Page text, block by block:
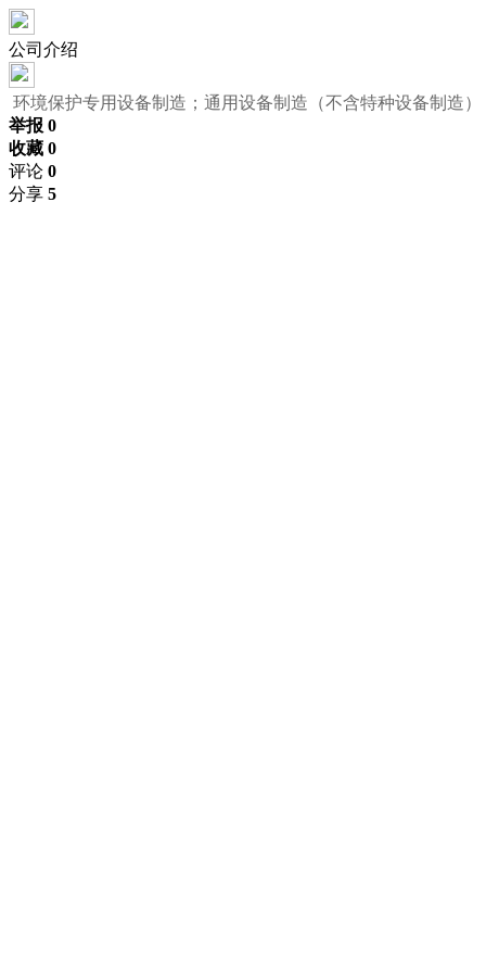
公司介绍
环境保护专用设备制造；通用设备制造（不含特种设备制造
举报 0
收藏 0
评论 0
分享 5